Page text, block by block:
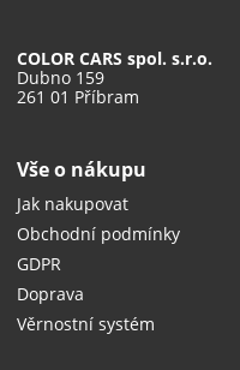
COLOR CARS spol. s.r.o.
Dubno 159
261 01 Příbram
Vše o nákupu
Jak nakupovat
Obchodní podmínky
GDPR
Doprava
Věrnostní systém